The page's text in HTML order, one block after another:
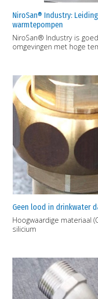
NiroSan® Industry:
warmtepompen
NiroSan® Industry is
omgevingen met hoge
Geen lood in drinkwater
Hoogwaardige materiaal
silicium